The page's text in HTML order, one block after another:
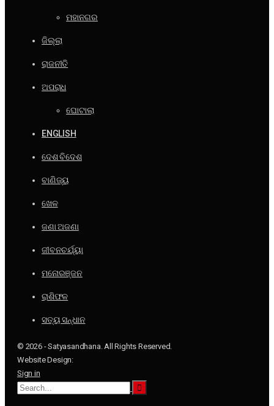
ମହାନଗର
ଜିଲ୍ଲା
ରାଜନୀତି
ଅପରାଧ
ଘୋଟାଲା
ENGLISH
ଦେଶ ବିଦେଶ
ବାଣିଜ୍ୟ
ଖେଳ
ଜଣା ଅଜଣା
ଜୀବନଚର୍ଯ୍ୟା
ମନୋରଞ୍ଜନ
ରାଶିଫଳ
ସତ୍ୟ ସନ୍ଧାନ
© 2026 - Satyasandhana. All Rights Reserved.
Website Design:
Sign in